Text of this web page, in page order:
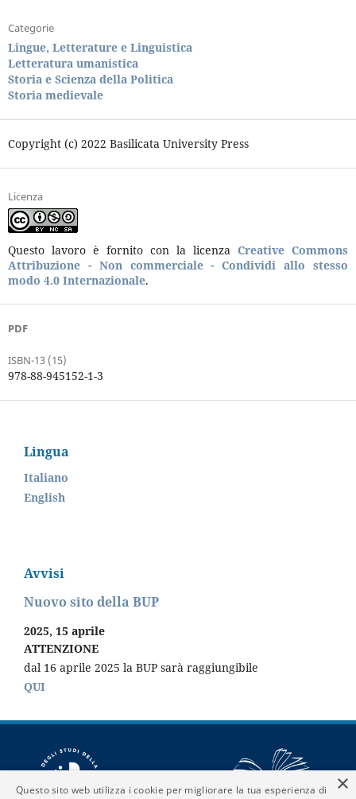
Categorie
Lingue, Letterature e Linguistica
Letteratura umanistica
Storia e Scienza della Politica
Storia medievale
Copyright (c) 2022 Basilicata University Press
Licenza
Questo lavoro è fornito con la licenzaCreative Commons
Attribuzione - Non commerciale - Condividi allo stesso
modo 4.0 Internazionale.
PDF
ISBN-13 (15)
978-88-945152-1-3
Lingua
Italiano
English
Avvisi
Nuovo sito della BUP
2025, 15 aprile
ATTENZIONE
dal 16 aprile 2025 la BUP sarà raggiungibile
QUI
×
Questo sito web utilizza i cookie per migliorare la tua esperienza di